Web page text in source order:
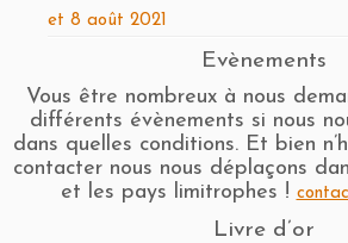
et 8 août 2021
Evènements
Vous être nombreux à nous
différents évènements si nous
dans quelles conditions. Et bien
contacter nous nous déplaçons
et les pays limitrophes !
Livre d’or